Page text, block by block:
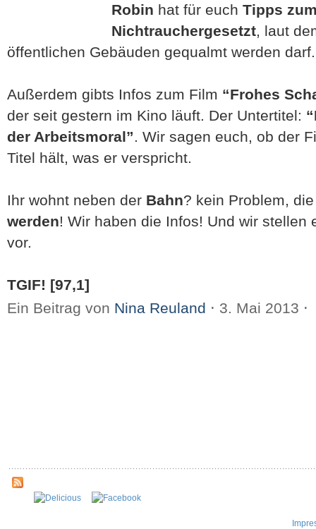
Robin hat für euch Tipps
Nichtrauchergesetzt, laut
öffentlichen Gebäuden gequalmt werden darf.
Außerdem gibts Infos zum Film “Frohes
der seit gestern im Kino läuft. Der Untertitel:
der Arbeitsmoral”. Wir sagen euch, ob der
Titel hält, was er verspricht.
Ihr wohnt neben der Bahn? kein Problem,
werden! Wir haben die Infos! Und wir stellen
vor.
TGIF! [97,1]
Ein Beitrag von Nina Reuland ⋅ 3. Mai 2013 ⋅